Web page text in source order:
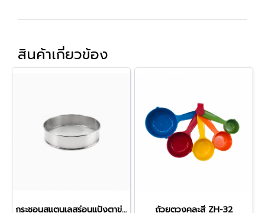
สินค้าเกี่ยวข้อง
กระชอนสแตนเลสร่อนแป้งตาข่าย ถ้วยตวงคละสี ZH-32